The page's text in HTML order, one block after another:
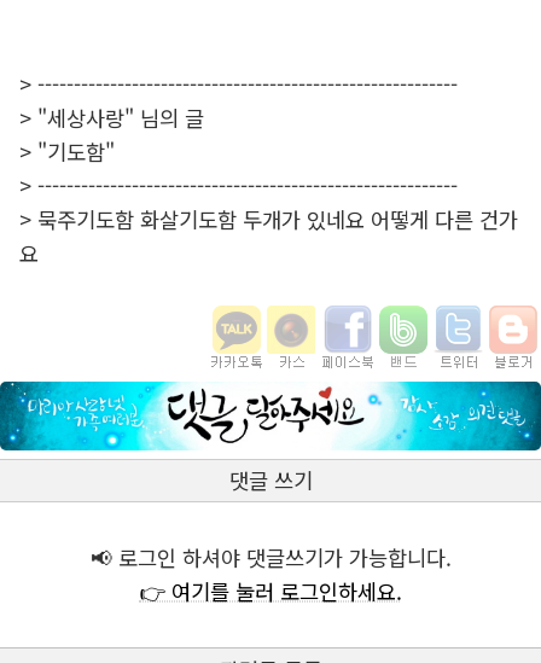
> ----------------------------------------------------------
> "세상사랑" 님의 글
> "기도함"
> ----------------------------------------------------------
> 묵주기도함 화살기도함 두개가 있네요 어떻게 다른 건가
요
댓글 쓰기
📢 로그인 하셔야 댓글쓰기가 가능합니다.
👉 여기를 눌러 로그인하세요.